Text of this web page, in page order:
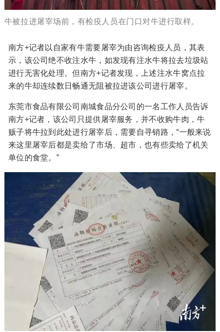
牛被拉进屠宰场前，有检疫人员在门口对牛进行取样。
南方+记者以自家有牛需要屠宰为由咨询检疫人员，其表
示，该公司绝不收注水牛，如发现有注水牛将拉去垃圾站
进行无害化处理。但南方+记者发现，上述注水牛窝点拉
来的牛却连续数日畅通无阻被拉进该公司进行屠宰。
东莞市食品有限公司南城食品分公司的一名工作人员告诉
南方+记者，该公司只提供屠宰服务，并不收购牛肉，牛
贩子将牛拉到此处进行屠宰后，需要自寻销路，“一般来说
来这里屠宰后都是卖给了市场、超市，也有些卖给了机关
单位的食堂。”